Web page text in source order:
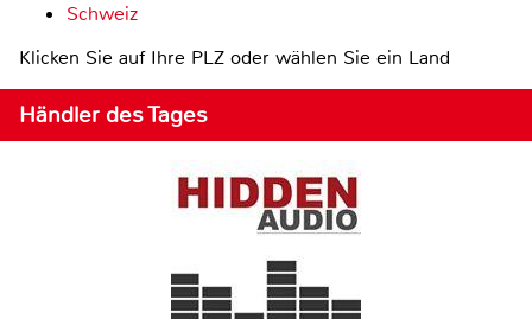
Schweiz
Klicken Sie auf Ihre PLZ oder wählen Sie ein Land
Händler des Tages